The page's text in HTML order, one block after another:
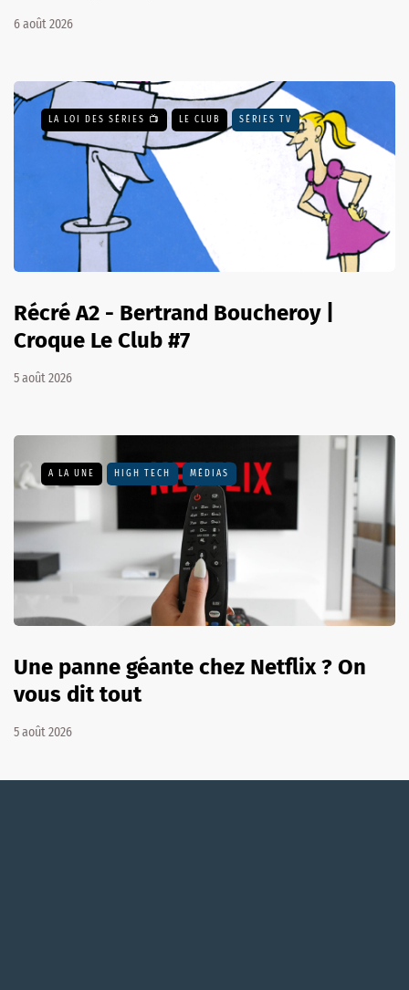
6 août 2026
LA LOI DES SÉRIES 📺 LE CLUB SÉRIES TV
Récré A2 - Bertrand Boucheroy |
Croque Le Club #7
5 août 2026
A LA UNE HIGH TECH MÉDIAS
Une panne géante chez Netflix ? On
vous dit tout
5 août 2026